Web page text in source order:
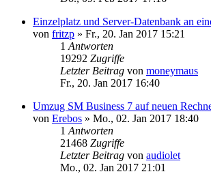
Einzelplatz und Server-Datenbank an
von fritzp » Fr., 20. Jan 2017 15:21
1 Antworten
19292 Zugriffe
Letzter Beitrag von moneymaus
Fr., 20. Jan 2017 16:40
Umzug SM Business 7 auf neuen
von Erebos » Mo., 02. Jan 2017 18:40
1 Antworten
21468 Zugriffe
Letzter Beitrag von audiolet
Mo., 02. Jan 2017 21:01